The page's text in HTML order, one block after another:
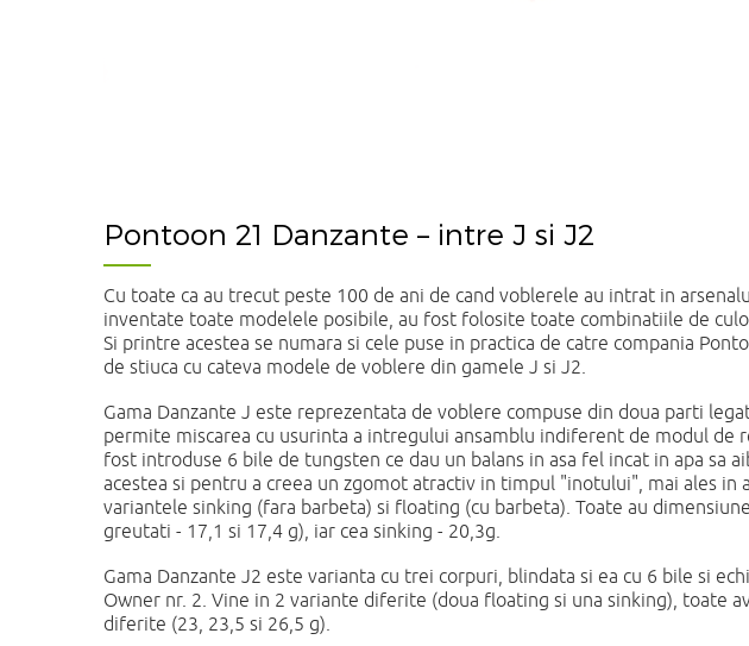
Pontoon 21 Danzante – intre J si J2
Cu toate ca au trecut peste 100 de ani de cand voblerele au intrat in
inventate toate modelele posibile, au fost folosite toate combinatiile de
Si printre acestea se numara si cele puse in practica de catre compania
de stiuca cu cateva modele de voblere din gamele J si J2.
Gama Danzante J este reprezentata de voblere compuse din doua parti
permite miscarea cu usurinta a intregului ansamblu indiferent de modul de
fost introduse 6 bile de tungsten ce dau un balans in asa fel incat in apa sa
acestea si pentru a creea un zgomot atractiv in timpul "inotului", mai ales in
variantele sinking (fara barbeta) si floating (cu barbeta). Toate au
greutati - 17,1 si 17,4 g), iar cea sinking - 20,3g.
Gama Danzante J2 este varianta cu trei corpuri, blindata si ea cu 6 bile si
Owner nr. 2. Vine in 2 variante diferite (doua floating si una sinking), toate
diferite (23, 23,5 si 26,5 g).